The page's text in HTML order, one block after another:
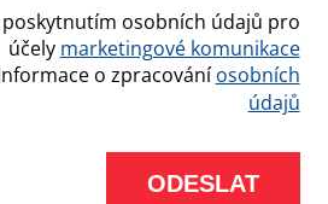
osobních údajů pro
účely marketingové komunikace
o zpracováníosobních
údajů